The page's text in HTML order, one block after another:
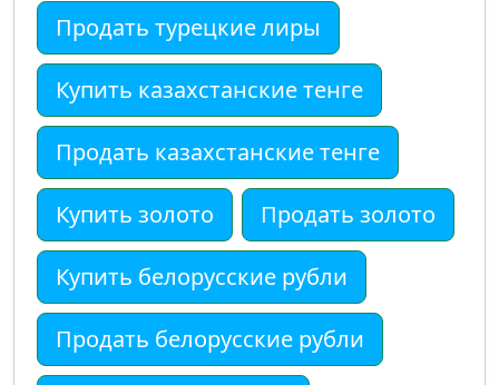
Продать турецкие лиры
Купить казахстанские тенге
Продать казахстанские тенге
Купить золото Продать золото
Купить белорусские рубли
Продать белорусские рубли